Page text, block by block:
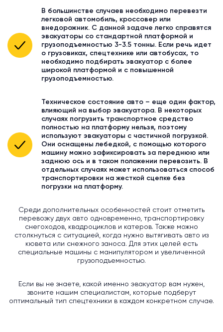
В большинстве случаев необходимо перевезти
легковой автомобиль, кроссовер или
внедорожник. С данной задаче легко справятся
эвакуаторы со стандартной платформой и
грузоподъемностью 3-3.5 тонны. Если речь идет
о грузовиках, спецтехнике или автобусах, то
необходимо подбирать эвакуатор с более
широкой платформой и с повышенной
грузоподъемностью.
Техническое состояние авто – еще один фактор,
влияющий на выбор эвакуатора. В некоторых
случаях погрузить транспортное средство
полностью на платформу нельзя, поэтому
используют эвакуаторы с частичной погрузкой.
Они оснащены лебедкой, с помощью которого
машину можно зафиксировать за переднюю или
заднюю ось и в таком положении перевозить. В
отдельных случаях может использоваться способ
транспортировки на жесткой сцепке без
погрузки на платформу.
Среди дополнительных особенностей стоит отметить
перевозку двух авто одновременно, транспортировку
снегоходов, квадроциклов и катеров. Также можно
столкнуться с ситуацией, когда нужно вытягивать авто из
кювета или снежного заноса. Для этих целей есть
специальные машины с манипулятором и увеличенной
грузоподъемностью.
Если вы не знаете, какой именно эвакуатор вам нужен,
звоните нашим специалистам, которые подберут
оптимальный тип спецтехники в каждом конкретном случае.